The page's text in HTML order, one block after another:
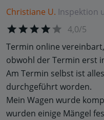
Christiane U. Inspektion
4,0/5
Termin online
obwohl der Termin erst
Am Termin selbst ist
durchgeführt worden.
Mein Wagen wurde
wurden einige Mängel